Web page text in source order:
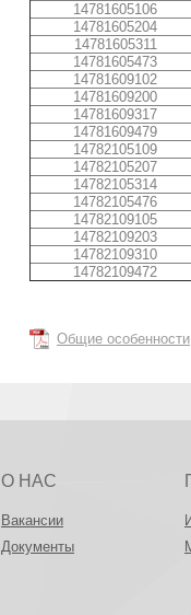
14781605106
14781605204
14781605311
14781605473
14781609102
14781609200
14781609317
14781609479
14782105109
14782105207
14782105314
14782105476
14782109105
14782109203
14782109310
14782109472
Общие особенности
О НАС
Вакансии
Документы